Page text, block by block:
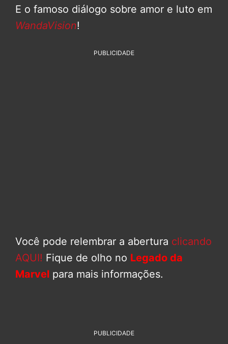
E o famoso diálogo sobre amor e luto em
WandaVision!
PUBLICIDADE
Você pode relembrar a abertura clicando
AQUI! Fique de olho no Legado da
Marvel para mais informações.
PUBLICIDADE